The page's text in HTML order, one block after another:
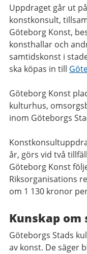
Uppdraget går ut
konstkonsult,
Göteborg Konst,
konsthallar och
samtidskonst i
ska köpas in till
Göteborg Konst
kulturhus,
inom Göteborgs
år, görs vid två
Göteborg Konst
Riksorganisations
om 1 130 kronor
Kunskap
Göteborgs Stads
av konst. De säger